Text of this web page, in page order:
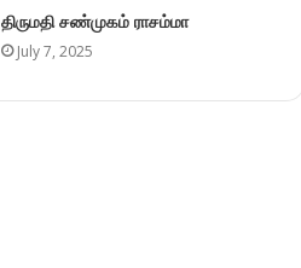
திருமதி சண்முகம் ராசம்மா
July 7, 2025